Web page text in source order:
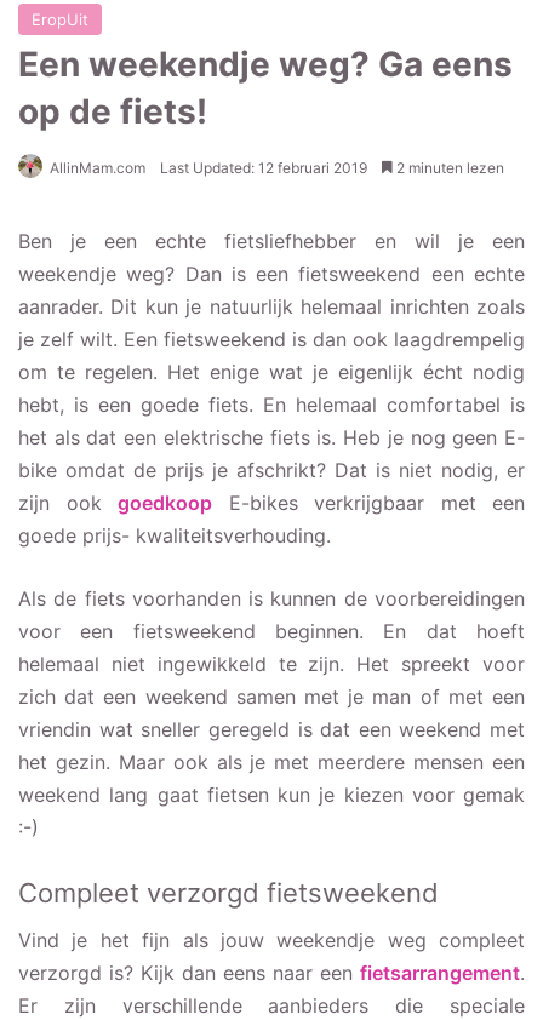
EropUit
Een weekendje weg? Ga eens
op de fiets!
AllinMam.com Last Updated: 12 februari 2019 2 minuten lezen
Ben je een echte fietsliefhebber en wil je een
weekendje weg? Dan is een fietsweekend een echte
aanrader. Dit kun je natuurlijk helemaal inrichten zoals
je zelf wilt. Een fietsweekend is dan ook laagdrempelig
om te regelen. Het enige wat je eigenlijk écht nodig
hebt, is een goede fiets. En helemaal comfortabel is
het als dat een elektrische fiets is. Heb je nog geen E-
bike omdat de prijs je afschrikt? Dat is niet nodig, er
zijn ook goedkoop E-bikes verkrijgbaar met een
goede prijs- kwaliteitsverhouding.
Als de fiets voorhanden is kunnen de voorbereidingen
voor een fietsweekend beginnen. En dat hoeft
helemaal niet ingewikkeld te zijn. Het spreekt voor
zich dat een weekend samen met je man of met een
vriendin wat sneller geregeld is dat een weekend met
het gezin. Maar ook als je met meerdere mensen een
weekend lang gaat fietsen kun je kiezen voor gemak
:-)
Compleet verzorgd fietsweekend
Vind je het fijn als jouw weekendje weg compleet
verzorgd is? Kijk dan eens naar een fietsarrangement.
Er zijn verschillende aanbieders die speciale